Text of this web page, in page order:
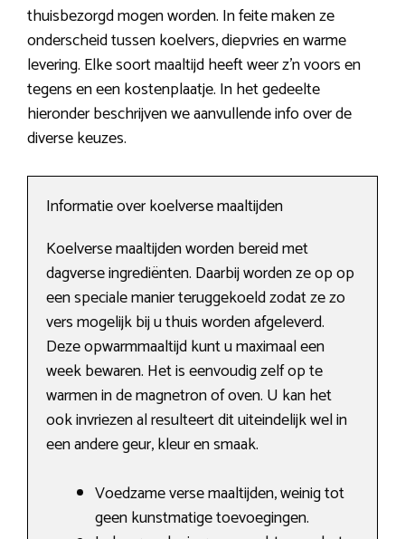
thuisbezorgd mogen worden. In feite maken ze
onderscheid tussen koelvers, diepvries en warme
levering. Elke soort maaltijd heeft weer z’n voors en
tegens en een kostenplaatje. In het gedeelte
hieronder beschrijven we aanvullende info over de
diverse keuzes.
Informatie over koelverse maaltijden
Koelverse maaltijden worden bereid met
dagverse ingrediënten. Daarbij worden ze op op
een speciale manier teruggekoeld zodat ze zo
vers mogelijk bij u thuis worden afgeleverd.
Deze opwarmmaaltijd kunt u maximaal een
week bewaren. Het is eenvoudig zelf op te
warmen in de magnetron of oven. U kan het
ook invriezen al resulteert dit uiteindelijk wel in
een andere geur, kleur en smaak.
Voedzame verse maaltijden, weinig tot
geen kunstmatige toevoegingen.